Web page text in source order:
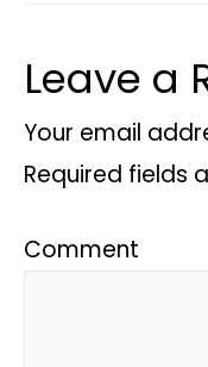
Leave a
Your email
Required fields
Comment